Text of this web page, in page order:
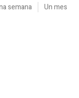
semana Un mes